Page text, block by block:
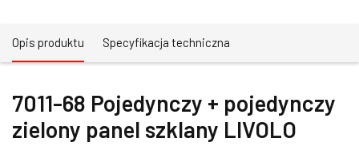
Opis produktu Specyfikacja techniczna
7011-68 Pojedynczy + pojedynczy
zielony panel szklany LIVOLO